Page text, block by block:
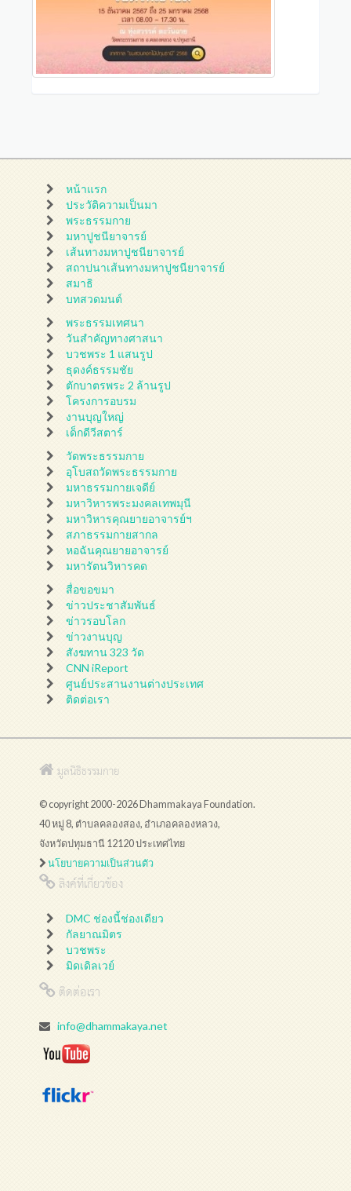
หน้าแรก
ประวัติความเป็นมา
พระธรรมกาย
มหาปูชนียาจารย์
เส้นทางมหาปูชนียาจารย์
สถาปนาเส้นทางมหาปูชนียาจารย์
สมาธิ
บทสวดมนต์
พระธรรมเทศนา
วันสำคัญทางศาสนา
บวชพระ 1 แสนรูป
ธุดงค์ธรรมชัย
ตักบาตรพระ 2 ล้านรูป
โครงการอบรม
งานบุญใหญ่
เด็กดีวีสตาร์
วัดพระธรรมกาย
อุโบสถวัดพระธรรมกาย
มหาธรรมกายเจดีย์
มหาวิหารพระมงคลเทพมุนี
มหาวิหารคุณยายอาจารย์ฯ
สภาธรรมกายสากล
หอฉันคุณยายอาจารย์
มหารัตนวิหารคด
สื่อขอขมา
ข่าวประชาสัมพันธ์
ข่าวรอบโลก
ข่าวงานบุญ
สังฆทาน 323 วัด
CNN iReport
ศูนย์ประสานงานต่างประเทศ
ติดต่อเรา
มูลนิธิธรรมกาย
© copyright 2000-2026 Dhammakaya Foundation.
40 หมู่ 8, ตำบลคลองสอง, อำเภอคลองหลวง,
จังหวัดปทุมธานี 12120 ประเทศไทย
นโยบายความเป็นส่วนตัว
ลิงค์ที่เกี่ยวข้อง
DMC ช่องนี้ช่องเดียว
กัลยาณมิตร
บวชพระ
มิดเดิลเวย์
ติดต่อเรา
info@dhammakaya.net